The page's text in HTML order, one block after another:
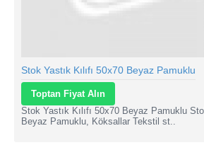
Stok Yastık Kılıfı 50x70 Beyaz Pamuklu
Toptan Fiyat Alın
Stok Yastık Kılıfı 50x70 Beyaz Pamuklu
Beyaz Pamuklu, Köksallar Tekstil st..